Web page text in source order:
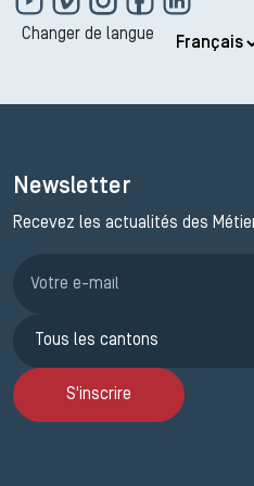
Changer de langue
Newsletter
Recevez les actualités des
S'inscrire